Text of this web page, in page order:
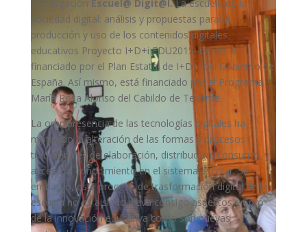
investigación Escuel@ Digit@l.La escuela de la
sociedad digital: análisis y propuestas para la
producción y uso de los contenidos digitales
educativos Proyecto I+D+i EDU2015–64593-R
financiado por el Plan Estatal de I+D+i del Gobierno de
España. Así mismo, está financiado por el Programa
María Rosa Alonso del Cabildo de Tenerife.
La omnipresencia de las tecnologías digitales ha
motivado la alteración de las formas y procesos
tradicionales de elaboración, distribución, consumo, y
acceso al conocimiento en el sistema escolar. Sin
embargo, este proceso de trasformación digital de la
escuela no es aislado, lleva consigo aspectos en pro
de la innovación educativa como son nuevas